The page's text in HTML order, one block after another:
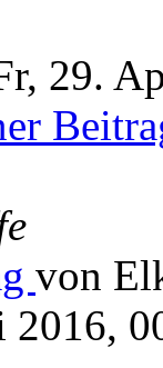
29.
von
2016,